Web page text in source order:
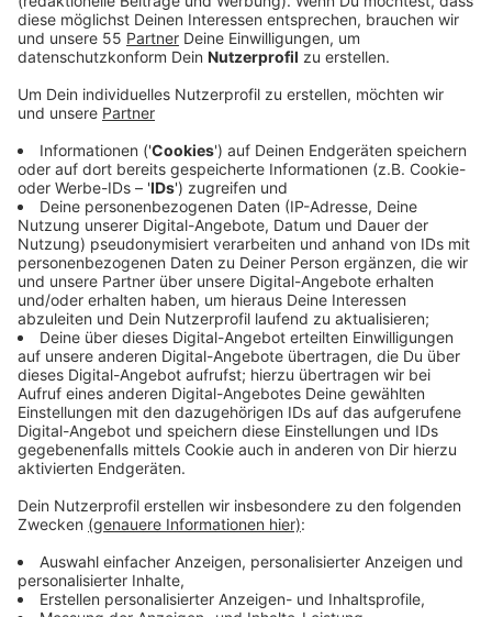
um das verfügbare Einkommen - also das Geld, das
nach Abzug von Steuern und Sozialabgaben übrig
bleibt. Es gilt als Indikator für die lokale Kaufkraft.
Veröffentlicht: Freitag, 22.10.2021 12:35
Anzeige
Die aktuellsten Zahlen stammen allerdings nur aus
dem Jahr 2019. Damals lag das verfügbare Einkommen
der Krefelder bei 22.300 Euro pro Kopf. Das sind über
500 Euro mehr als noch im Jahr davor. Im Kreis Viersen
stieg das Einkommen im gleichen Zeitraum um fast
und Sparen haben nach wie vor die Kempener - das
wenigste die Viersener. Unklar ist, wie sich die Zahlen